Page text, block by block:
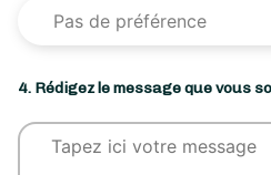
4. Rédigez le message que vous